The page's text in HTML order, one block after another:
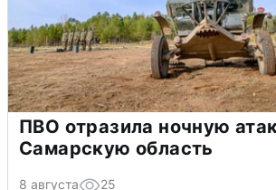
ПВО отразила ночную
Самарскую область
8 августа 25